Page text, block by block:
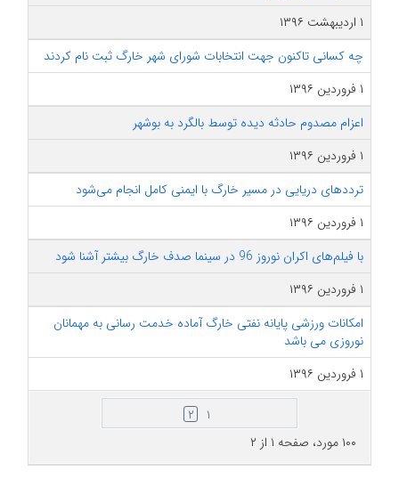
۱ اردیبهشت ۱۳۹۶
چه کسانی تاکنون جهت انتخابات شورای شهر خارگ ثبت نام کردند
۱ فروردین ۱۳۹۶
اعزام مصدوم حادثه دیده توسط بالگرد به بوشهر
۱ فروردین ۱۳۹۶
ترددهای دریایی در مسیر خارگ با ایمنی کامل انجام می‌شود
۱ فروردین ۱۳۹۶
با فیلم‌های اکران نوروز 96 در سینما صدف خارگ بیشتر آشنا شود
۱ فروردین ۱۳۹۶
امکانات ورزشی پایانه نفتی خارگ آماده خدمت رسانی به مهمانان
نوروزی می باشد
۱ فروردین ۱۳۹۶
۱
۲
۱۰۰ مورد، صفحه ۱ از ۲